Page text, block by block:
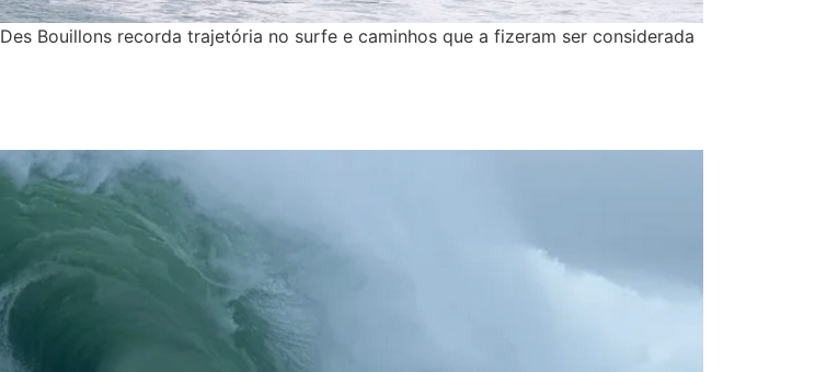
Bouillons recorda trajetória no surfe e caminhos que a fizeram ser considerada